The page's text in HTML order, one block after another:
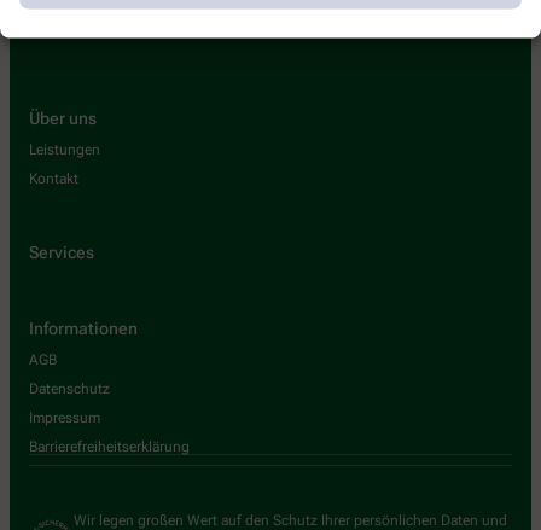
marien@apotheke-vilsbiburg.de
Über uns
Leistungen
Kontakt
Services
Informationen
AGB
Datenschutz
Impressum
Barrierefreiheitserklärung
Wir legen großen Wert auf den Schutz Ihrer persönlichen Daten und